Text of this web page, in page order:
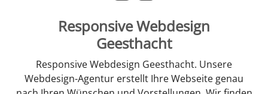
Responsive Webdesign
Geesthacht
Responsive Webdesign Geesthacht. Unsere
Webdesign-Agentur erstellt Ihre Webseite genau